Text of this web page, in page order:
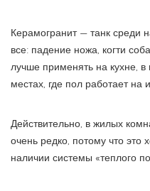
Керамогранит — танк среди
все: падение ножа, когти
лучше применять на кухне, в
местах, где пол работает на
Действительно, в жилых
очень редко, потому что
наличии системы «теплого